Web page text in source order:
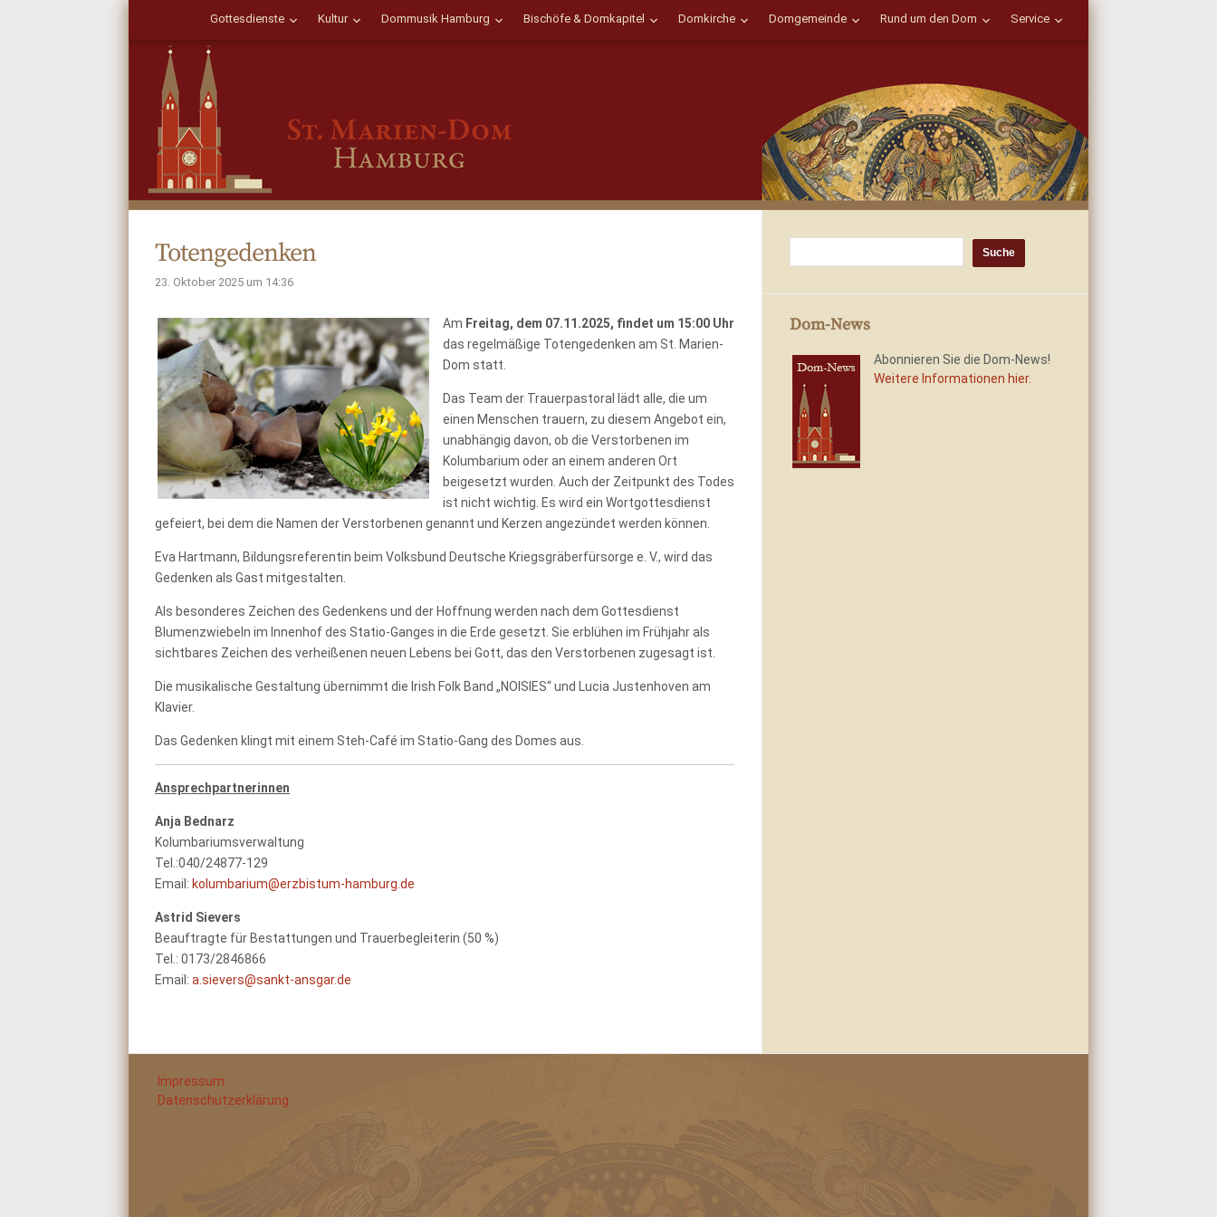
Gottesdienste Kultur Dommusik Hamburg Bischöfe & Domkapitel Domkirche Domgemeinde Rund um den Dom Service
Totengedenken
23. Oktober 2025 um 14:36
Am Freitag, dem 07.11.2025, findet um 15:00 Uhr
das regelmäßige Totengedenken am St. Marien-
Dom statt.
Das Team der Trauerpastoral lädt alle, die um
einen Menschen trauern, zu diesem Angebot ein,
unabhängig davon, ob die Verstorbenen im
Kolumbarium oder an einem anderen Ort
beigesetzt wurden. Auch der Zeitpunkt des Todes
ist nicht wichtig. Es wird ein Wortgottesdienst
gefeiert, bei dem die Namen der Verstorbenen genannt und Kerzen angezündet werden können.
Eva Hartmann, Bildungsreferentin beim Volksbund Deutsche Kriegsgräberfürsorge e. V., wird das
Gedenken als Gast mitgestalten.
Als besonderes Zeichen des Gedenkens und der Hoffnung werden nach dem Gottesdienst
Blumenzwiebeln im Innenhof des Statio-Ganges in die Erde gesetzt. Sie erblühen im Frühjahr als
sichtbares Zeichen des verheißenen neuen Lebens bei Gott, das den Verstorbenen zugesagt ist.
Die musikalische Gestaltung übernimmt die Irish Folk Band „NOISIES“ und Lucia Justenhoven am
Klavier.
Das Gedenken klingt mit einem Steh-Café im Statio-Gang des Domes aus.
Ansprechpartnerinnen
Anja Bednarz
Kolumbariumsverwaltung
Tel.:040/24877-129
Email: kolumbarium@erzbistum-hamburg.de
Astrid Sievers
Beauftragte für Bestattungen und Trauerbegleiterin (50 %)
Tel.: 0173/2846866
Email: a.sievers@sankt-ansgar.de
Dom-News
Abonnieren Sie die Dom-News!
Weitere Informationen hier.
Impressum
Datenschutzerklärung